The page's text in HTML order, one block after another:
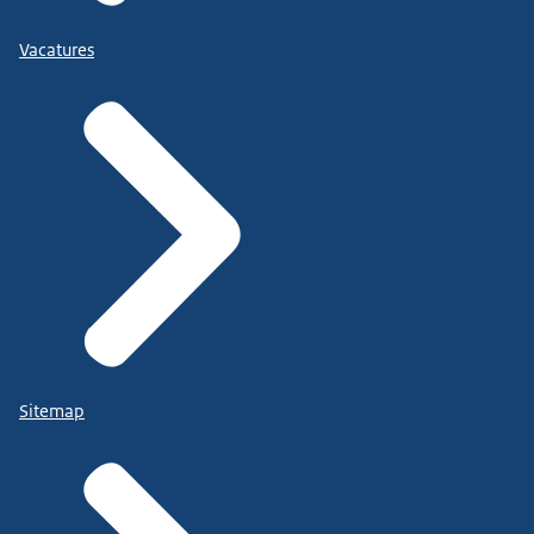
Vacatures
Sitemap